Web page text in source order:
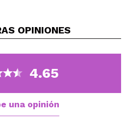
¡escoge tu favorito!
OPINIONES
4.65
una opinión